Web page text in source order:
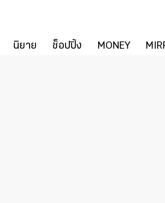
นิยาย ช็อปปิ้ง MONEY